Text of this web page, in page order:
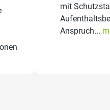
mit
Anspruch...